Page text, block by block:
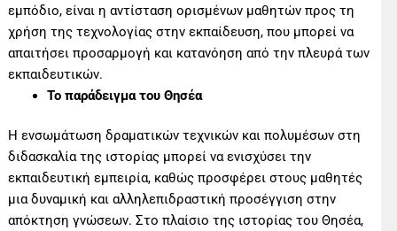
εμπόδιο, είναι η αντίσταση ορισμένων μαθητών προς τη
χρήση της τεχνολογίας στην εκπαίδευση, που μπορεί να
απαιτήσει προσαρμογή και κατανόηση από την πλευρά των
εκπαιδευτικών.
Toπαράδειγμα του Θησέα
Η ενσωμάτωση δραματικών τεχνικών και πολυμέσων στη
διδασκαλία της ιστορίας μπορεί να ενισχύσει την
εκπαιδευτική εμπειρία, καθώς προσφέρει στους μαθητές
μια δυναμική και αλληλεπιδραστική προσέγγιση στην
απόκτηση γνώσεων. Στο πλαίσιο της ιστορίας του Θησέα,